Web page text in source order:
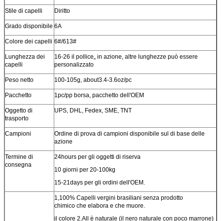
Stile di capelli Diritto
Grado disponibile 6A
Colore dei capelli 6#/613#
Lunghezza dei
capelli
16-26 il pollice„ in azione, altre lunghezze può essere
personalizzato
Peso netto 100-105g, about3.4-3.6oz/pc
Pacchetto 1pc/pp borsa, pacchetto dell'OEM
Oggetto di
trasporto
UPS, DHL, Fedex, SME, TNT
Campioni
Ordine di prova di campioni disponibile sul di base delle
azione
Termine di
consegna
24hours per gli oggetti di riserva
10 giorni per 20-100kg
15-21days per gli ordini dell'OEM.
1,100% Capelli vergini brasiliani senza prodotto
chimico che elabora e che muore.
il colore 2.All è naturale (il nero naturale con poco marrone)